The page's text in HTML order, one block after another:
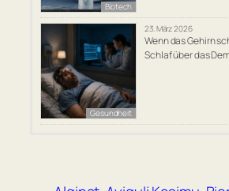
Biotech
Gesundheit
23. März 2026
Wenn das Gehirn
Schlaf über das